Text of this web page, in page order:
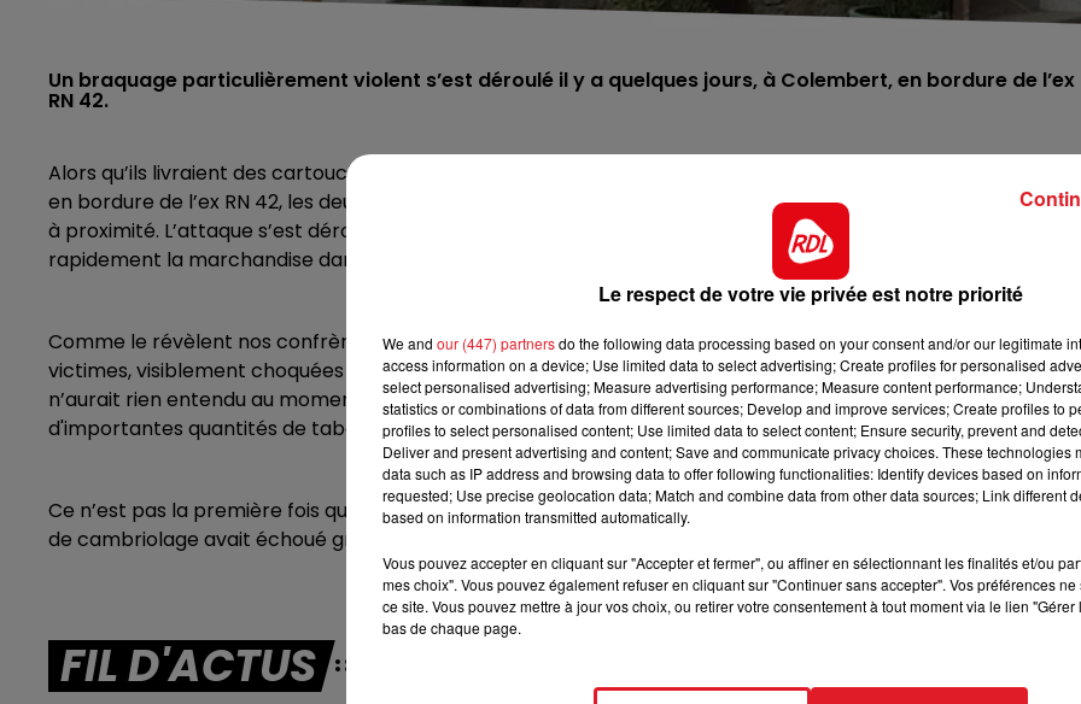
8h00 - 10h00
RDL WEEK-END
11h00 - 12h00
SUR UN AIR D'ACCORDÉON
Un braquage particulièrement violent s’est déroulé il y a quelques jours, à Colembert, en bordure de l’ex
RN 42.
Alors qu’ils livraient des cartouches de cigarettes à l’aube au bar tabac « Ô p’tit café », un établissement situé
en bordure de l’ex RN 42, les deux livreurs ont été surpris par trois individus, surgis d’un véhicule blanc
à proximité. L’attaque s’est déroulée en quelques minutes: les agresseurs ont ligoté les livreurs, puis transféré
rapidement la marchandise dans leur propre véhicule avant de prendre la fuite.
Comme le révèlent nos confrères de La Voix du Nord, ce sont des clients qui ont découvert et libéré les
victimes, visiblement choquées mais indemnes. L’exploitant du commerce, pourtant présent à l’intérieur,
n’aurait rien entendu au moment des faits. Le montant du vol n’est pas connu avec précision, mais
d'importantes quantités de tabac ont été dérobées. À ce stade, aucun suspect n’a été interpellé.
Ce n’est pas la première fois que ce commerce est visé par une tentative de vol. En février 2024, une
de cambriolage avait échoué grâce au déclenchement de l’alarme.
FIL D'ACTUS
Le respect de votre vie privée est notre priorité
We and our (447) partnersdo the following data processing based on your consent and/or our legitimate
access information on a device; Use limited data to select advertising; Create profiles for personalised
select personalised advertising; Measure advertising performance; Measure content performance;
statistics or combinations of data from different sources; Develop and improve services; Create profiles to
profiles to select personalised content; Use limited data to select content; Ensure security, prevent and
Deliver and present advertising and content; Save and communicate privacy choices. These technologies
data such as IP address and browsing data to offer following functionalities: Identify devices based on
requested; Use precise geolocation data; Match and combine data from other data sources; Link different
based on information transmitted automatically.
Vous pouvez accepter en cliquant sur "Accepter et fermer", ou affiner en sélectionnant les finalités et/ou
mes choix". Vous pouvez également refuser en cliquant sur "Continuer sans accepter". Vos préférences
ce site. Vous pouvez mettre à jour vos choix, ou retirer votre consentement à tout moment via le lien
bas de chaque page.